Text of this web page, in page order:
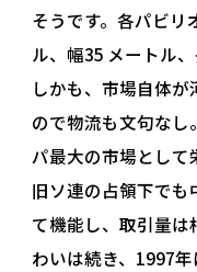
そうです。各パビリ
ル、幅35 メートル
しかも、市場自体
ので物流も文句なし
パ最大の市場として
旧ソ連の占領下でも
て機能し、取引量
わいは続き、1997